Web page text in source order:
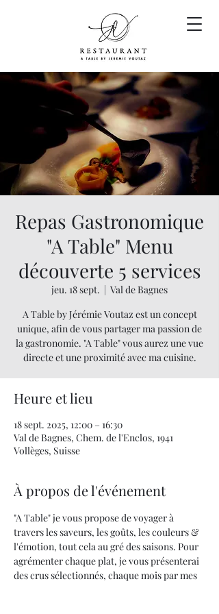
Repas Gastronomique
"A Table" Menu
découverte 5 services
jeu. 18 sept.
  |
Val de Bagnes
A Table by Jérémie Voutaz est un concept
unique, afin de vous partager ma passion de
la gastronomie. "A Table" vous aurez une vue
directe et une proximité avec ma cuisine.
Heure et lieu
18 sept. 2025, 12:00 – 16:30
Val de Bagnes, Chem. de l'Enclos, 1941
Vollèges, Suisse
À propos de l'événement
"A Table" je vous propose de voyager à
travers les saveurs, les goûts, les couleurs &
l'émotion, tout cela au gré des saisons. Pour
agrémenter chaque plat, je vous présenterai
des crus sélectionnés, chaque mois par mes